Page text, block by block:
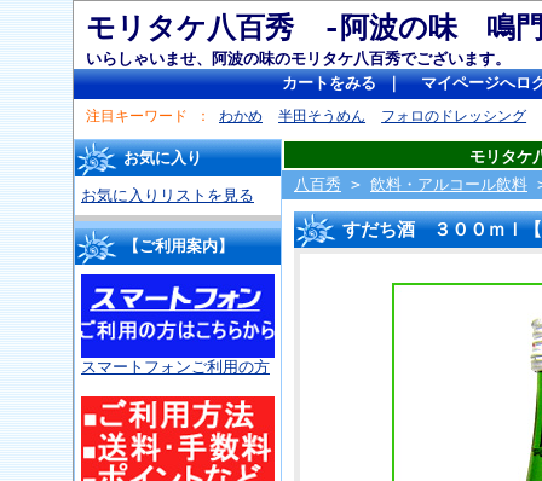
モリタケ八百秀 -阿波の味
いらしゃいませ、阿波の味のモリタケ八百秀でございます。
カートをみる｜ マイページへロ
注目キーワード わかめ 半田そうめん フォロのドレッシング
お気に入り
お気に入りリストを見る
【ご利用案内】
スマートフォンご利用の方
モリタケ
八百秀 > 飲料・アルコール飲料
すだち酒 ３００ｍｌ